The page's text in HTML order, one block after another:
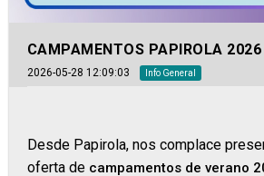
CAMPAMENTOS PAPIROLA 2026
2026-05-28 12:09:03 Info General
Desde Papirola, nos complace
oferta de campamentos de verano